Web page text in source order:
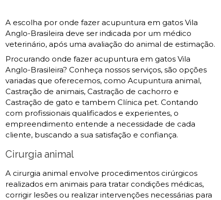
A escolha por onde fazer acupuntura em gatos Vila
Anglo-Brasileira deve ser indicada por um médico
veterinário, após uma avaliação do animal de estimação.
Procurando onde fazer acupuntura em gatos Vila
Anglo-Brasileira? Conheça nossos serviços, são opções
variadas que oferecemos, como Acupuntura animal,
Castração de animais, Castração de cachorro e
Castração de gato e tambem Clínica pet. Contando
com profissionais qualificados e experientes, o
empreendimento entende a necessidade de cada
cliente, buscando a sua satisfação e confiança.
Cirurgia animal
A cirurgia animal envolve procedimentos cirúrgicos
realizados em animais para tratar condições médicas,
corrigir lesões ou realizar intervenções necessárias para